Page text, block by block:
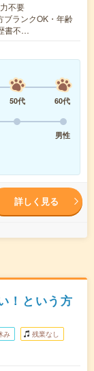
不要
ブランクOK・年齢
書不…
50代
60代
男性
詳しく見る
！という方
み 残業なし